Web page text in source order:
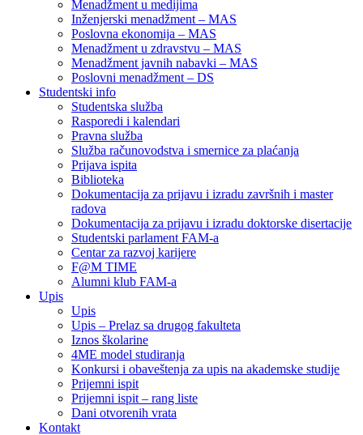
Menadžment u medijima
Inženjerski menadžment – MAS
Poslovna ekonomija – MAS
Menadžment u zdravstvu – MAS
Menadžment javnih nabavki – MAS
Poslovni menadžment – DS
Studentski info
Studentska služba
Rasporedi i kalendari
Pravna služba
Služba računovodstva i smernice za plaćanja
Prijava ispita
Biblioteka
Dokumentacija za prijavu i izradu završnih i master
radova
Dokumentacija za prijavu i izradu doktorske disertacije
Studentski parlament FAM-a
Centar za razvoj karijere
F@M TIME
Alumni klub FAM-a
Upis
Upis
Upis – Prelaz sa drugog fakulteta
Iznos školarine
4ME model studiranja
Konkursi i obaveštenja za upis na akademske studije
Prijemni ispit
Prijemni ispit – rang liste
Dani otvorenih vrata
Kontakt